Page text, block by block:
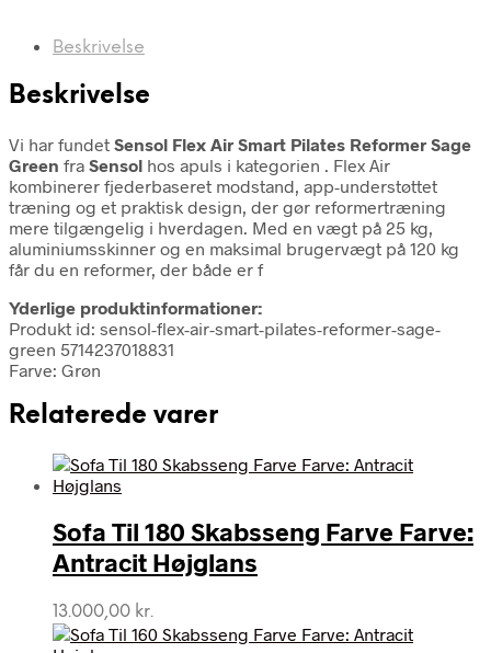
Beskrivelse
Beskrivelse
Vi har fundet Sensol Flex Air Smart Pilates Reformer Sage
Green fra Sensol hos apuls i kategorien . Flex Air
kombinerer fjederbaseret modstand, app-understøttet
træning og et praktisk design, der gør reformertræning
mere tilgængelig i hverdagen. Med en vægt på 25 kg,
aluminiumsskinner og en maksimal brugervægt på 120 kg
får du en reformer, der både er f
Yderlige produktinformationer:
Produkt id: sensol-flex-air-smart-pilates-reformer-sage-
green 5714237018831
Farve: Grøn
Relaterede varer
Sofa Til 180 Skabsseng Farve Farve:
Antracit Højglans
13.000,00 kr.